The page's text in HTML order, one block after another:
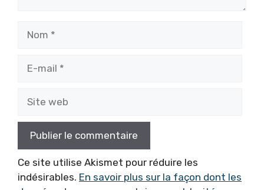
mail
web
Ce site utilise Akismet pour réduire les
indésirables. En savoir plus sur la façon dont les